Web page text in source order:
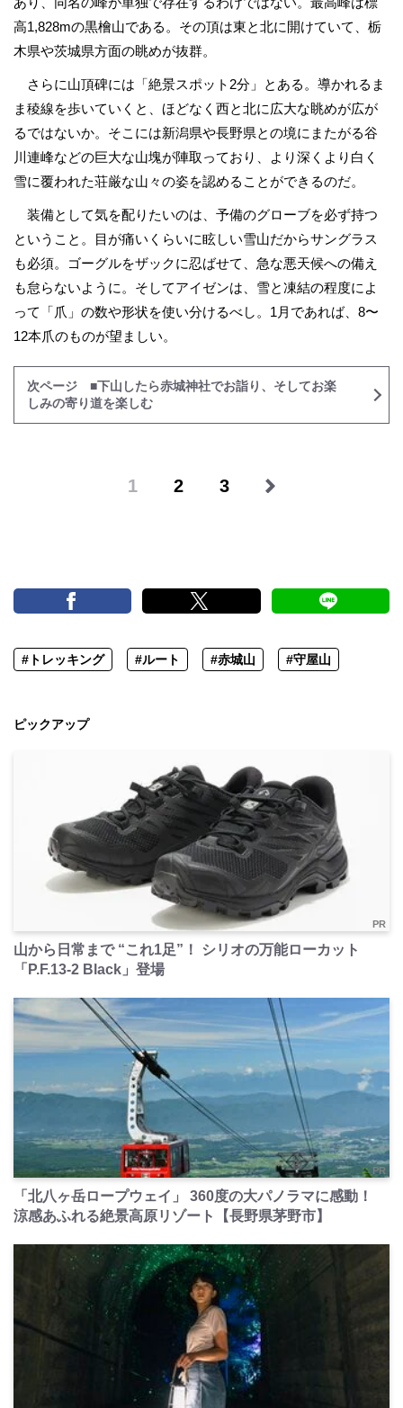
高1,828mの黒檜山である。その頂は東と北に開けていて、栃
木県や茨城県方面の眺めが抜群。
さらに山頂碑には「絶景スポット2分」とある。導かれるま
ま稜線を歩いていくと、ほどなく西と北に広大な眺めが広が
るではないか。そこには新潟県や長野県との境にまたがる谷
川連峰などの巨大な山塊が陣取っており、より深くより白く
雪に覆われた荘厳な山々の姿を認めることができるのだ。
装備として気を配りたいのは、予備のグローブを必ず持つ
ということ。目が痛いくらいに眩しい雪山だからサングラス
も必須。ゴーグルをザックに忍ばせて、急な悪天候への備え
も怠らないように。そしてアイゼンは、 雪と凍結の程度によ
って「爪」の数や形状を使い分けるべし。 1月であれば、8〜
12本爪のものが望ましい。
次ページ ■下山したら赤城神社でお詣り、そしてお楽
しみの寄り道を楽しむ
1 2 3
#トレッキング #ルート #赤城山 #守屋山
ピックアップ
PR
山から日常まで “これ1足”！ シリオの万能ローカット
「P.F.13-2 Black」登場
PR
「北八ヶ岳ロープウェイ」 360度の大パノラマに感動！
涼感あふれる絶景高原リゾート【長野県茅野市】